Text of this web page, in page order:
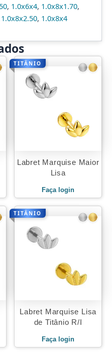
, 1.0x6x4, 1.0x8x1.70,
1.0x8x2.50, 1.0x8x4
TITÂNIO
Labret Marquise Maior
Lisa
Faça login
TITÂNIO
Labret Marquise Lisa
de Titânio R/I
Faça login